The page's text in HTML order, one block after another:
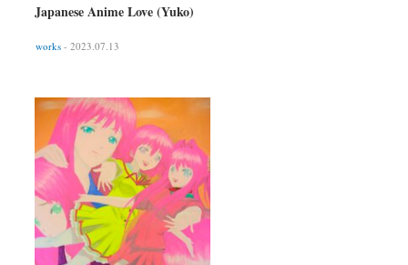
Japanese Anime Love (Yuko)
works - 2023.07.13